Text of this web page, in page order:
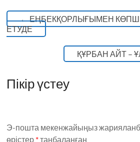
←ЕҢБЕКҚОРЛЫҒЫМЕН
ЕТУДЕ
ҚҰРБАН АЙТ –
Пікір үстеу
Э-пошта мекенжайыңыз
өрістер *таңбаланған